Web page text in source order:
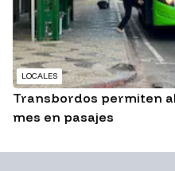
LOCALES
Transbordos permiten
mes en pasajes